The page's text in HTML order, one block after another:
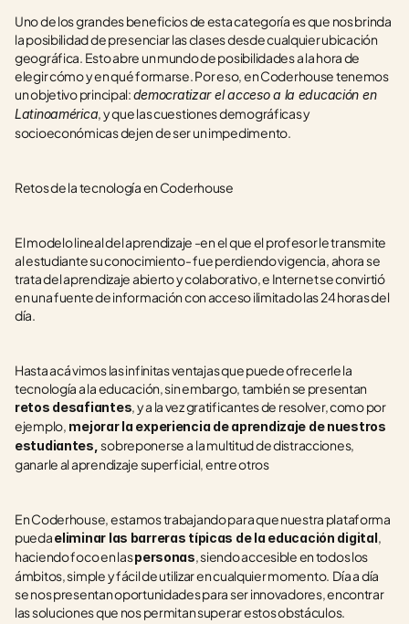
Uno de los grandes beneficios de esta categoría es que nos brinda
la posibilidad de presenciar las clases desde cualquier ubicación
geográfica. Esto abre un mundo de posibilidades a la hora de
elegir cómo y en qué formarse. Por eso, en Coderhouse tenemos
un objetivo principal: democratizar el acceso a la educación en
Latinoamérica, y que las cuestiones demográficas y
socioeconómicas dejen de ser un impedimento.
Retos de la tecnología en Coderhouse
El modelo lineal del aprendizaje -en el que el profesor le transmite
al estudiante su conocimiento- fue perdiendo vigencia, ahora se
trata del aprendizaje abierto y colaborativo, e Internet se convirtió
en una fuente de información con acceso ilimitado las 24 horas del
día.
Hasta acá vimos las infinitas ventajas que puede ofrecerle la
retos desafiantes, y a la vez gratificantes de resolver, como por
ejemplo, mejorar la experiencia de aprendizaje de nuestros
estudiantes, sobreponerse a la multitud de distracciones,
ganarle al aprendizaje superficial, entre otros
En Coderhouse, estamos trabajando para que nuestra plataforma
pueda eliminar las barreras típicas de la educación digital,
haciendo foco en las personas, siendo accesible en todos los
ámbitos, simple y fácil de utilizar en cualquier momento.  Día a día
se nos presentan oportunidades para ser innovadores, encontrar
las soluciones que nos permitan superar estos obstáculos.